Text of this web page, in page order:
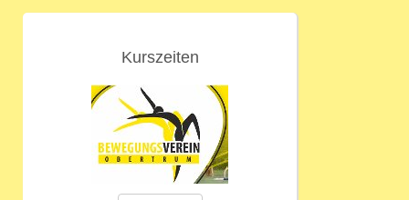
Kurszeiten